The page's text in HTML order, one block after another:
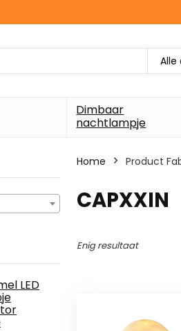
Alle
Dimbaar
nachtlampje
LED
Home Product
‎CAPXXIN
Enig resultaat